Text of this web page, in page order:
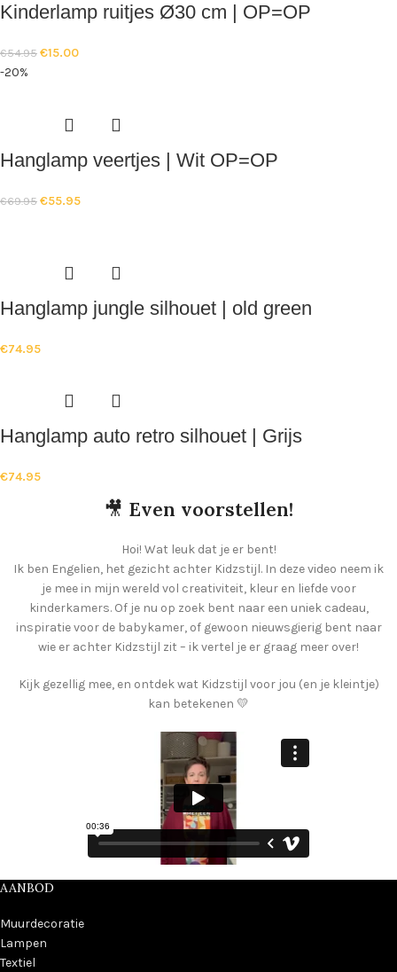
Kinderlamp ruitjes Ø30 cm | OP=OP
€54.95 €15.00
-20%
Hanglamp veertjes | Wit OP=OP
€69.95 €55.95
Hanglamp jungle silhouet | old green
€74.95
Hanglamp auto retro silhouet | Grijs
€74.95
🎥 Even voorstellen!
Hoi! Wat leuk dat je er bent!
Ik ben Engelien, het gezicht achter Kidzstijl. In deze video neem ik
je mee in mijn wereld vol creativiteit, kleur en liefde voor
kinderkamers. Of je nu op zoek bent naar een uniek cadeau,
inspiratie voor de babykamer, of gewoon nieuwsgierig bent naar
wie er achter Kidzstijl zit – ik vertel je er graag meer over!
Kijk gezellig mee, en ontdek wat Kidzstijl voor jou (en je kleintje)
kan betekenen 💛
AANBOD
Muurdecoratie
Lampen
Textiel